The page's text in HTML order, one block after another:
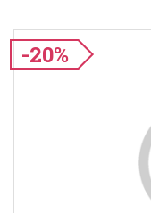
-20%